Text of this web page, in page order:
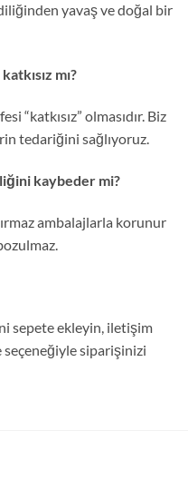
yavaş ve doğal bir
mı?
“katkısız” olmasıdır. Biz
tedariğini sağlıyoruz.
kaybeder mi?
ambalajlarla korunur
sepete ekleyin, iletişim
seçeneğiyle siparişinizi